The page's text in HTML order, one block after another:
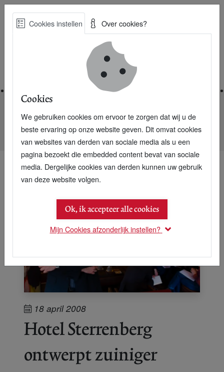
Skip
Best Practices voor een duurzame toekomst
Nieuwsarchief
Hotel Sterrenberg ontwerpt zuiniger sauna
18 april 2008
Hotel Sterrenberg
ontwerpt zuiniger
Cookies instellen Over cookies?
Cookies
We gebruiken cookies om ervoor te zorgen dat wij u de
beste ervaring op onze website geven. Dit omvat cookies
van websites van derden van sociale media als u een
pagina bezoekt die embedded content bevat van sociale
media. Dergelijke cookies van derden kunnen uw gebruik
van deze website volgen.
Ok, ik accepteer alle cookies
Mijn Cookies afzonderlijk instellen?